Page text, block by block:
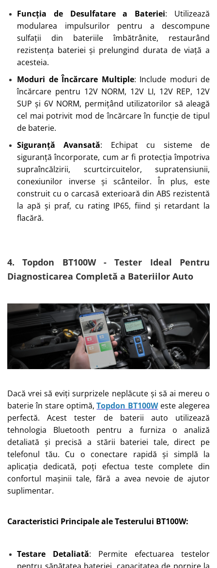
Funcția de Desulfatare a Bateriei: Utilizează
modularea impulsurilor pentru a descompune
sulfații din bateriile îmbătrânite, restaurând
rezistența bateriei și prelungind durata de viață a
acesteia.
Moduri de Încărcare Multiple: Include moduri de
încărcare pentru 12V NORM, 12V LI, 12V REP, 12V
SUP și 6V NORM, permițând utilizatorilor să aleagă
cel mai potrivit mod de încărcare în funcție de tipul
de baterie.
Siguranță Avansată: Echipat cu sisteme de
siguranță încorporate, cum ar fi protecția împotriva
supraîncălzirii, scurtcircuitelor, supratensiunii,
conexiunilor inverse și scânteilor. În plus, este
construit cu o carcasă exterioară din ABS rezistentă
la apă și praf, cu rating IP65, fiind și retardant la
flacără.
4. Topdon BT100W - Tester Ideal Pentru
Diagnosticarea Completă a Bateriilor Auto
Dacă vrei să eviți surprizele neplăcute și să ai mereu o
baterie în stare optimă,Topdon BT100Weste alegerea
perfectă. Acest tester de baterii auto utilizează
tehnologia Bluetooth pentru a furniza o analiză
detaliată și precisă a stării bateriei tale, direct pe
telefonul tău. Cu o conectare rapidă și simplă la
aplicația dedicată, poți efectua teste complete din
confortul mașinii tale, fără a avea nevoie de ajutor
suplimentar.
Caracteristici Principale ale Testerului BT100W:
Testare Detaliată: Permite efectuarea testelor